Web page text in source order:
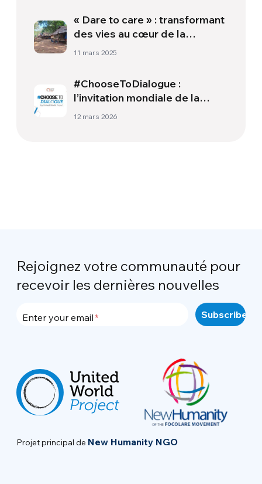
« Dare to care » : transformant
des vies au cœur de la
Thaïlande
11 mars 2025
#ChooseToDialogue :
l’invitation mondiale de la
Semaine Monde Uni 2026
12 mars 2026
Rejoignez votre communauté pour
recevoir les dernières nouvelles
Enter your email
Projet principal de New Humanity NGO